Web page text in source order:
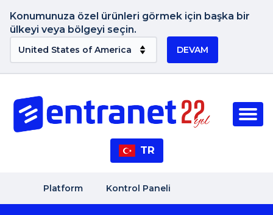
Konumunuza özel ürünleri görmek için başka bir
ülkeyi veya bölgeyi seçin.
DEVAM
TR
Platform Kontrol Paneli